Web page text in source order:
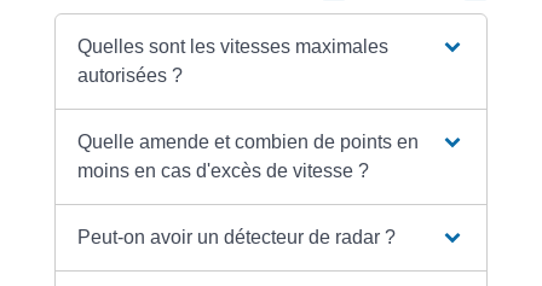
Quelles sont les vitesses maximales
autorisées ?
Quelle amende et combien de points en
moins en cas d'excès de vitesse ?
Peut-on avoir un détecteur de radar ?